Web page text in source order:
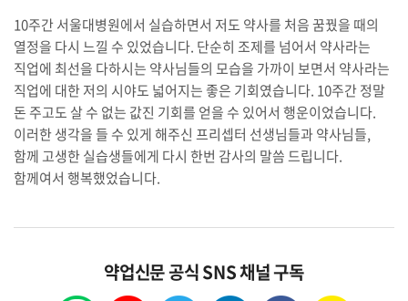
10주간 서울대병원에서 실습하면서 저도 약사를 처음 꿈꿨을 때의
열정을 다시 느낄 수 있었습니다. 단순히 조제를 넘어서 약사라는
직업에 최선을 다하시는 약사님들의 모습을 가까이 보면서 약사라는
직업에 대한 저의 시야도 넓어지는 좋은 기회였습니다. 10주간 정말
돈 주고도 살 수 없는 값진 기회를 얻을 수 있어서 행운이었습니다.
이러한 생각을 들 수 있게 해주신 프리셉터 선생님들과 약사님들,
함께 고생한 실습생들에게 다시 한번 감사의 말씀 드립니다.
함께여서 행복했었습니다.
약업신문 공식 SNS 채널 구독